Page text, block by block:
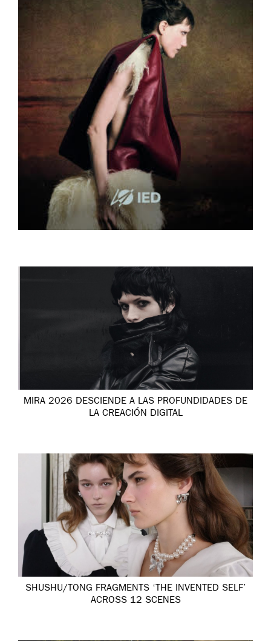
MIRA 2026 DESCIENDE A LAS PROFUNDIDADES DE
LA CREACIÓN DIGITAL
SHUSHU/TONG FRAGMENTS ‘THE INVENTED SELF’
ACROSS 12 SCENES